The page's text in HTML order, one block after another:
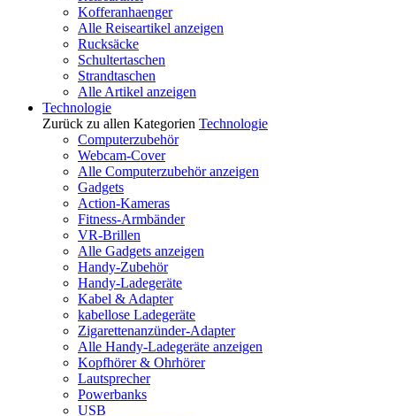
Kofferanhaenger
Alle Reiseartikel anzeigen
Rucksäcke
Schultertaschen
Strandtaschen
Alle Artikel anzeigen
Technologie
Zurück zu allen Kategorien Technologie
Computerzubehör
Webcam-Cover
Alle Computerzubehör anzeigen
Gadgets
Action-Kameras
Fitness-Armbänder
VR-Brillen
Alle Gadgets anzeigen
Handy-Zubehör
Handy-Ladegeräte
Kabel & Adapter
kabellose Ladegeräte
Zigarettenanzünder-Adapter
Alle Handy-Ladegeräte anzeigen
Kopfhörer & Ohrhörer
Lautsprecher
Powerbanks
USB